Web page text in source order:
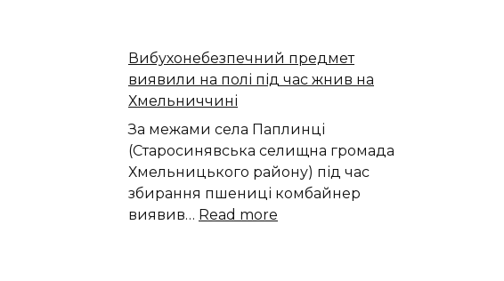
300
мільйонів
історії
Європи
Вибухонебезпечний предмет
виявили на полі під час жнив на
Хмельниччині
За межами села Паплинці
(Старосинявська селищна громада
Хмельницького району) під час
збирання пшениці комбайнер
виявив… Read more